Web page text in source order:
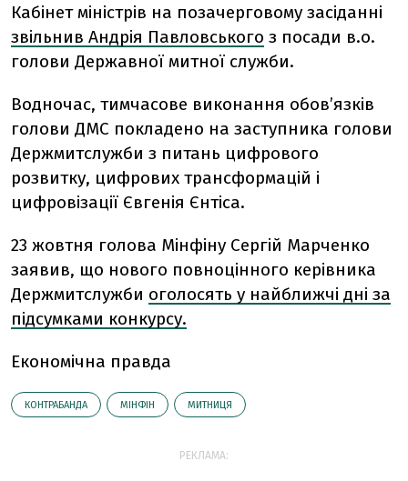
Кабінет міністрів на позачерговому засіданні
звільнив Андрія Павловського з посади в.о.
голови Державної митної служби.
Водночас, тимчасове виконання обов’язків
голови ДМС покладено на заступника голови
Держмитслужби з питань цифрового
розвитку, цифрових трансформацій і
цифровізації Євгенія Єнтіса.
23 жовтня голова Мінфіну Сергій Марченко
заявив, що нового повноцінного керівника
Держмитслужби оголосять у найближчі дні за
підсумками конкурсу.
Економічна правда
КОНТРАБАНДА МІНФІН МИТНИЦЯ
РЕКЛАМА: